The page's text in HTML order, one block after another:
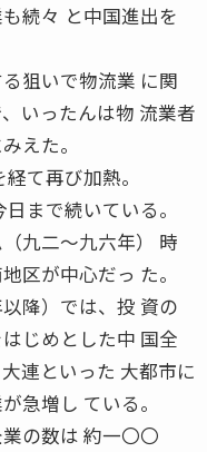
続々 と中国進出を
狙いで物流業 に関
いったんは物 流業者
えた。
て再び加熱。
まで続いている。
九二〜九六年） 時
区が中心だっ た。
降）では、投 資の
じめとした中 国全
連といった 大都市に
急増し ている。
の数は 約一〇〇